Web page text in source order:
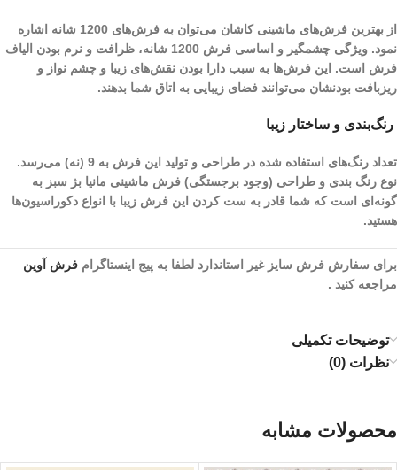
از بهترین فرش‌های ماشینی کاشان می‌توان به فرش‌های 1200 شانه اشاره
نمود. ویژگی چشمگیر و اساسی فرش 1200 شانه، ظرافت و نرم بودن الیاف
فرش است. این فرش‌ها به سبب دارا بودن نقش‌های زیبا و چشم نواز و
ریز‌بافت بودنشان می‌توانند فضای زیبایی به اتاق شما بدهند.
رنگ‌بندی و ساختار زیبا
تعداد رنگ‌های استفاده شده در طراحی و تولید این فرش به 9 (نه) می‌رسد.
نوع رنگ بندی و طراحی (وجود برجستگی) فرش ماشینی مانیا بژ سبز به
گونه‌ای است که شما قادر به ست کردن این فرش زیبا با انواع دکوراسیون‌ها
هستید.
برای سفارش فرش سایز غیر استاندارد لطفا به پیج اینستاگرام فرش آوین
مراجعه کنید .
توضیحات تکمیلی
نظرات (0)
محصولات مشابه